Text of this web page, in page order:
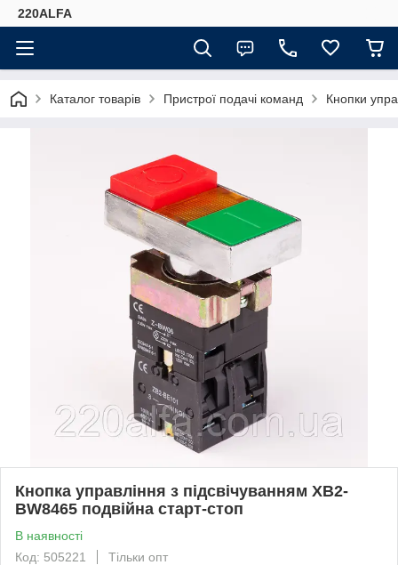
220ALFA
Каталог товарів Пристрої подачі команд Кнопки
Кнопка управління з підсвічуванням XB2-
BW8465 подвійна старт-стоп
В наявності
Код: 505221
Тільки опт